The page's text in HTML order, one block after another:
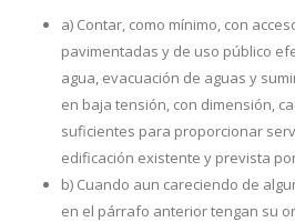
a) Contar, como mínimo, con
pavimentadas y de uso público
agua, evacuación de aguas y
en baja tensión, con dimensión,
suficientes para proporcionar
edificación existente y prevista
b) Cuando aun careciendo de
en el párrafo anterior tengan su